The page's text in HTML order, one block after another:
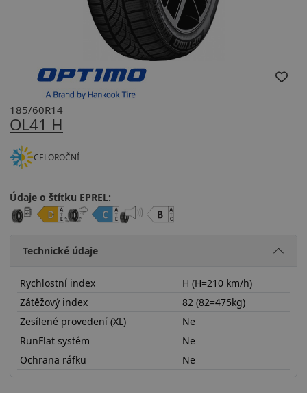
OL41 H
185/60R14
CELOROČNÍ
Údaje o štítku EPREL:
Technické údaje
Rychlostní index
H (H=210 km/h)
Zátěžový index
82 (82=475kg)
Zesílené provedení (XL)
Ne
RunFlat systém
Ne
Ochrana ráfku
Ne